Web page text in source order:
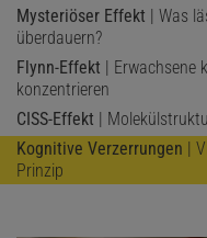
Mysteriöser Effekt
| Was
überdauern?
Flynn-Effekt | Erwachsene
konzentrieren
CISS-Effekt |
Kognitive Verzerrungen |
Prinzip